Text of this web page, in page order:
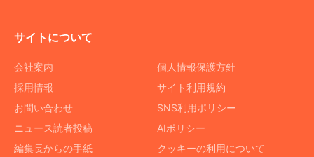
サイトについて
会社案内
採用情報
お問い合わせ
ニュース読者投稿
編集長からの手紙
個人情報保護方針
サイト利用規約
SNS利用ポリシー
AIポリシー
クッキーの利用について